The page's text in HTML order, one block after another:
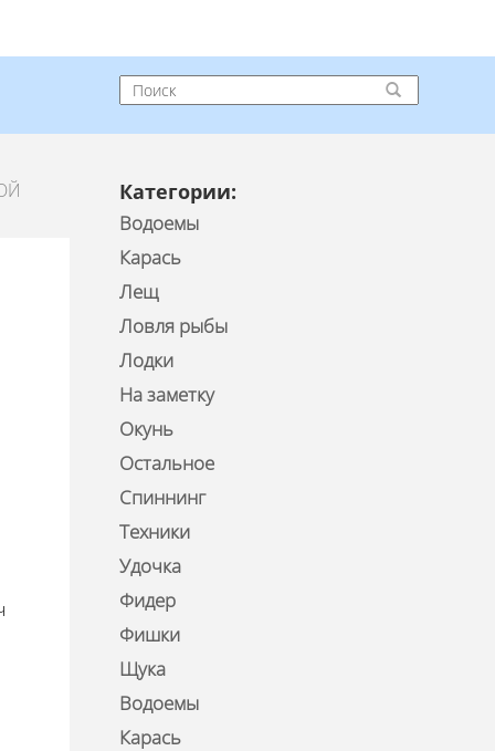
Категории:
Водоемы
Карась
Лещ
Ловля рыбы
Лодки
На заметку
Окунь
Остальное
Спиннинг
Техники
Удочка
Фидер
Фишки
Щука
Водоемы
Карась